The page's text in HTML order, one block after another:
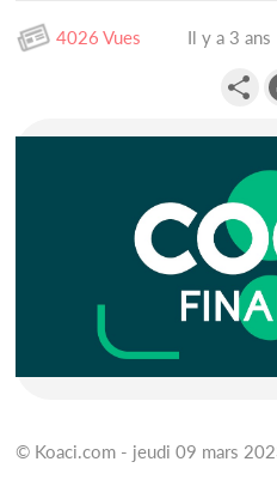
4026 Vues Il y a 3 ans
© Koaci.com - jeudi 09 mars